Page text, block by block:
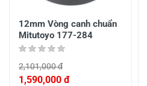
12mm Vòng canh chuẩn
Mitutoyo 177-284
2,101,000 đ
1,590,000 đ